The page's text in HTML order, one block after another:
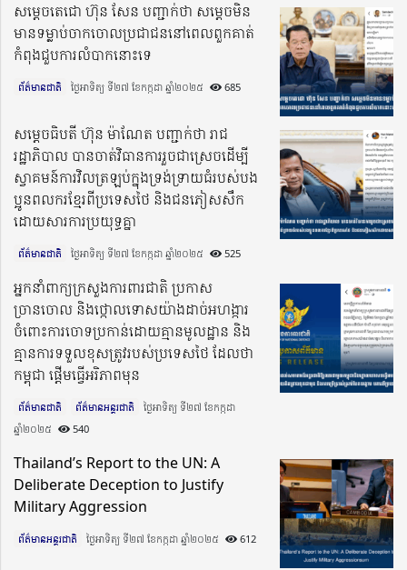
សម្តេចតេជោ ហ៊ុន សែន បញ្ជាក់ថា សម្តេចមិន
មានទម្លាប់ចាកចោលប្រជាជននៅពេលពួកគាត់
កំពុងជួបការលំបាកនោះទេ
ព័ត៌មានជាតិ ថ្ងៃអាទិត្យ ទី២៧ ខែកក្កដា ឆ្នាំ២០២៥​ 685
សម្តេចធិបតី ហ៊ុន ម៉ាណែត បញ្ជាក់ថា រាជ
រដ្ឋាភិបាល បានចាត់វិធានការរួចជាស្រេចដើម្បី
ស្វាគមន៍ការវិលត្រឡប់ក្នុងទ្រង់ទ្រាយធំរបស់បង
ប្អូនពលករខ្មែរពីប្រទេសថៃ និងជនភៀសសឹក
ដោយសារការប្រយុទ្ធគ្នា
ព័ត៌មានជាតិ ថ្ងៃអាទិត្យ ទី២៧ ខែកក្កដា ឆ្នាំ២០២៥​ 525
អ្នកនាំពាក្យក្រសួងការពារជាតិ ប្រកាស
ច្រានចោល និងថ្កោលទោសយ៉ាងដាច់អហង្ការ
ចំពោះការចោទប្រកាន់ដោយគ្មានមូលដ្ឋាន និង
គ្មានការទទួលខុសត្រូវរបស់ប្រទេសថៃ ដែលថា
កម្ពុជា ផ្តើមធ្វើអរិភាពមុន
ព័ត៌មានជាតិ ព័ត៌មានអន្តរជាតិ
ថ្ងៃអាទិត្យ ទី២៧ ខែកក្កដា
ឆ្នាំ២០២៥​
540
Thailand’s Report to the UN: A
Deliberate Deception to Justify
Military Aggression
ព័ត៌មានអន្តរជាតិ ថ្ងៃអាទិត្យ ទី២៧ ខែកក្កដា ឆ្នាំ២០២៥​ 612